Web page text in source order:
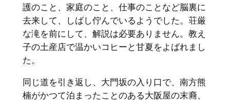
護のこと、家庭のこと、仕事のことなど脳裏に
去来して、しばし佇んでいるようでした。荘厳
な滝を前にして、解説は必要ありません。教え
子の土産店で温かいコヒーと甘夏をよばれまし
た。
同じ道を引き返し、大門坂の入り口で、南方熊
楠がかつて泊まったことのある大阪屋の末裔、